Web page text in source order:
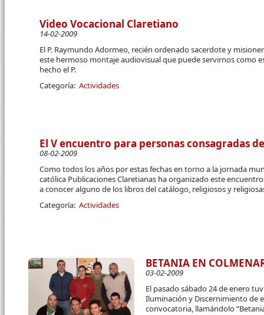
Video Vocacional Claretiano
14-02-2009
El P. Raymundo Adormeo, recién ordenado sacerdote y
este hermoso montaje audiovisual que puede servirnos como
hecho el P.
Categoría: Actividades
El V encuentro para personas consagradas
08-02-2009
Como todos los años por estas fechas en torno a la jornada
católica Publicaciones Claretianas ha organizado este
a conocer alguno de los libros del catálogo, religiosos y
Categoría: Actividades
BETANIA EN
03-02-2009
El pasado sábado 24 de enero
Iluminación y Discernimiento de
convocatoria, llamándolo